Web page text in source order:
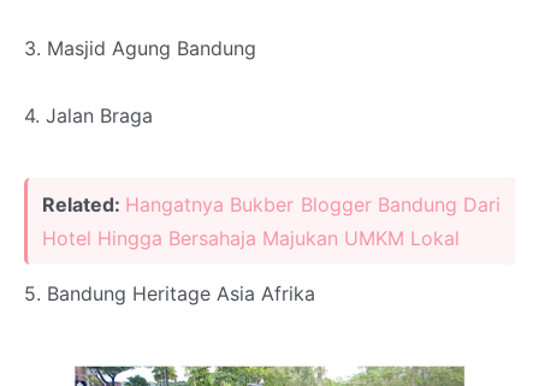
3. Masjid Agung Bandung
4. Jalan Braga
Related: Hangatnya Bukber Blogger Bandung Dari
Hotel Hingga Bersahaja Majukan UMKM Lokal
5. Bandung Heritage Asia Afrika